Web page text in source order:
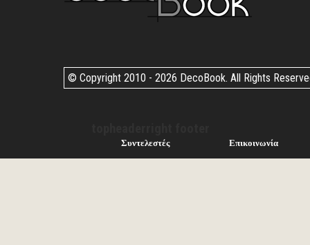
© Copyright 2010 - 2026 DecoBook. All Rights
Συντελεστές Επικοινωνία